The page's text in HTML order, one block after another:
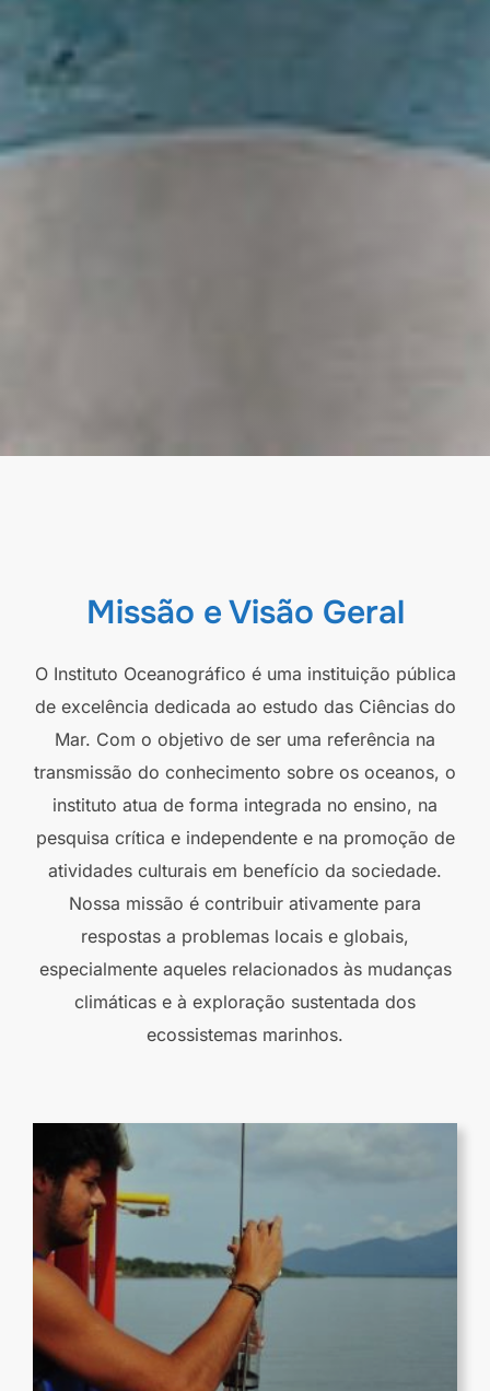
Missão e Visão Geral
O Instituto Oceanográfico é uma instituição pública
de excelência dedicada ao estudo das Ciências do
Mar. Com o objetivo de ser uma referência na
transmissão do conhecimento sobre os oceanos, o
instituto atua de forma integrada no ensino, na
pesquisa crítica e independente e na promoção de
atividades culturais em benefício da sociedade.
Nossa missão é contribuir ativamente para
respostas a problemas locais e globais,
especialmente aqueles relacionados às mudanças
climáticas e à exploração sustentada dos
ecossistemas marinhos.